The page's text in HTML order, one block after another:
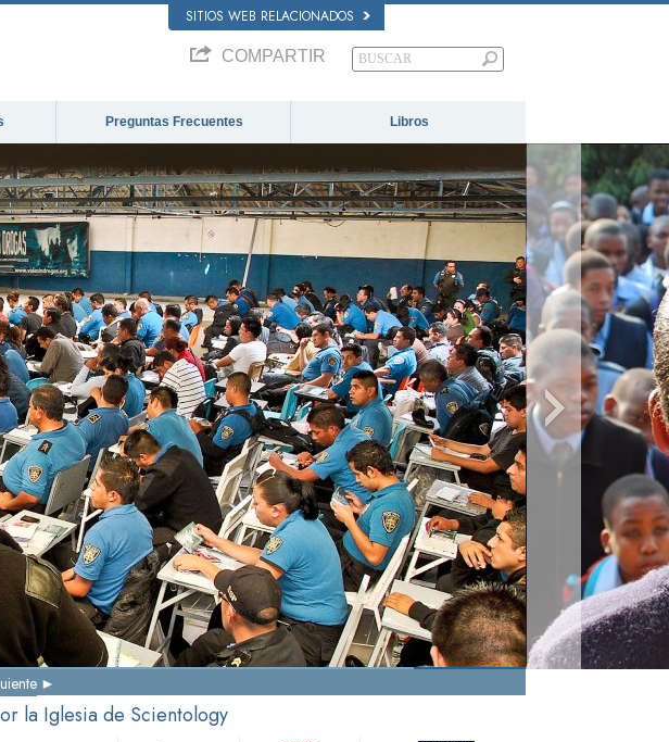
SITIOS WEB RELACIONADOS
COMPARTIR
Preguntas Frecuentes Libros
la Iglesia de Scientology